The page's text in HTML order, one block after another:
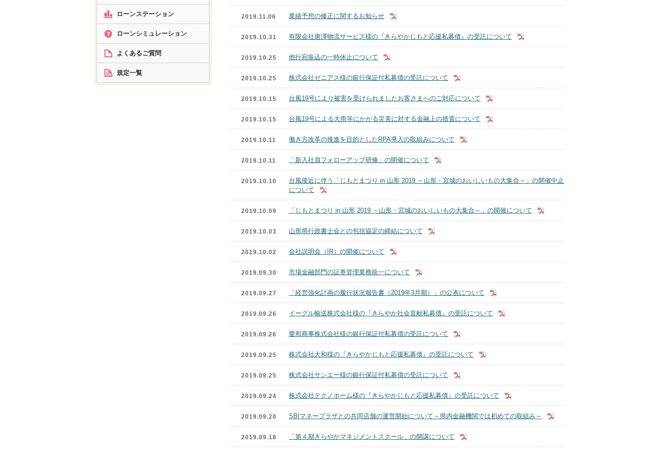
2019.11.06 業績予想の修正に関するお知らせ
2019.10.31 有限会社唐澤物流サービス様の『きらやかじもと応援私募債』の受託について
2019.10.25 他行宛振込の一時休止について
2019.10.25 株式会社ゼニアス様の銀行保証付私募債の受託について
2019.10.15 台風19号により被害を受けられましたお客さまへのご対応について
2019.10.15 台風19号による大雨等にかかる災害に対する金融上の措置について
2019.10.11 働き方改革の推進を目的としたRPA導入の取組みについて
2019.10.11 「新入社員フォローアップ研修」の開催について
2019.10.10
台風接近に伴う「じもとまつり in 山形 2019 ～山形・宮城のおいしいもの大集合～」の開催中止
について
2019.10.09 「じもとまつり in 山形 2019 ～山形・宮城のおいしいもの大集合～」の開催について
2019.10.03 山形県行政書士会との包括協定の締結について
2019.10.02 会社説明会（IR）の開催について
2019.09.30 市場金融部門の証券管理業務統一について
2019.09.27 「経営強化計画の履行状況報告書（2019年3月期）」の公表について
2019.09.26 イーグル輸送株式会社様の『きらやか社会貢献私募債』の受託について
2019.09.26 愛和商事株式会社様の銀行保証付私募債の受託について
2019.09.25 株式会社大和様の『きらやかじもと応援私募債』の受託について
2019.09.25 株式会社サンエー様の銀行保証付私募債の受託について
2019.09.24 株式会社テクノホーム様の『きらやかじもと応援私募債』の受託について
2019.09.20 SBIマネープラザとの共同店舗の運営開始について～県内金融機関では初めての取組み～
2019.09.18 「第４期きらやかマネジメントスクール」の開講について
ローンステーション
ローンシミュレーション
よくあるご質問
規定一覧